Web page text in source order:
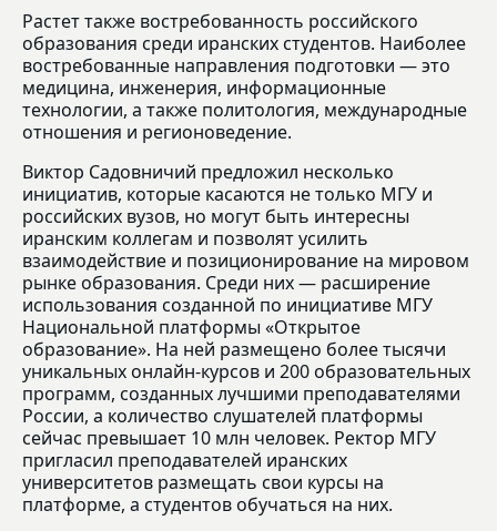
Растет также востребованность российского
образования среди иранских студентов. Наиболее
востребованные направления подготовки — это
медицина, инженерия, информационные
технологии, а также политология, международные
отношения и регионоведение.
Виктор Садовничий предложил несколько
инициатив, которые касаются не только МГУ и
российских вузов, но могут быть интересны
иранским коллегам и позволят усилить
взаимодействие и позиционирование на мировом
рынке образования. Среди них — расширение
использования созданной по инициативе МГУ
Национальной платформы «Открытое
образование». На ней размещено более тысячи
уникальных онлайн-курсов и 200 образовательных
программ, созданных лучшими преподавателями
России, а количество слушателей платформы
сейчас превышает 10 млн человек. Ректор МГУ
пригласил преподавателей иранских
университетов размещать свои курсы на
платформе, а студентов обучаться на них.